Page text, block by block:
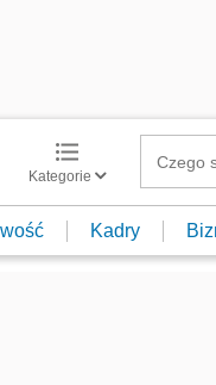
Kategorie
Kadry